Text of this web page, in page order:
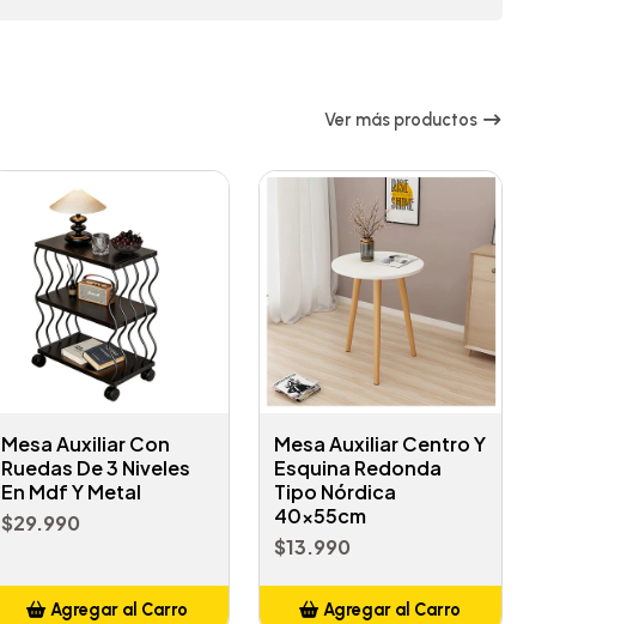
Ver más productos
Mesa Auxiliar Con
Ruedas De 3 Niveles
En Mdf Y Metal
$29.990
Agregar al Carro
Mesa Auxiliar Centro Y
Esquina Redonda
Tipo Nórdica
40x55cm
$13.990
Agregar al Carro